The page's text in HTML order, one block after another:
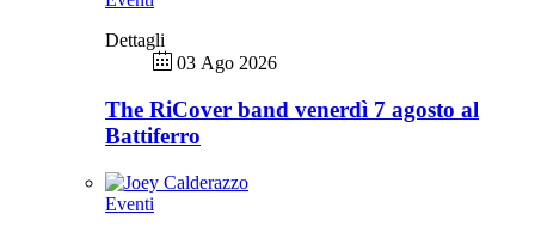
Dettagli
03 Ago 2026
The RiCover band venerdì 7 agosto al
Battiferro
Eventi